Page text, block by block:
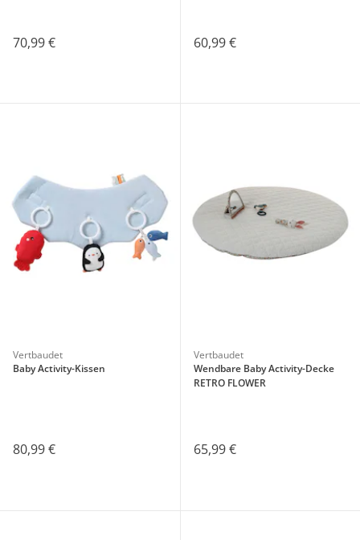
70,99 € 60,99 €
Vertbaudet
Baby Activity-Kissen
80,99 €
Vertbaudet
Wendbare Baby Activity-Decke
RETRO FLOWER
65,99 €